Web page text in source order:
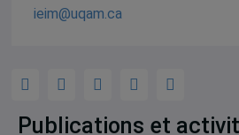
ieim@uqam.ca
Publications et